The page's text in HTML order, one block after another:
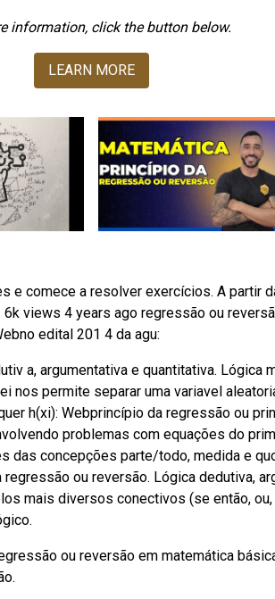
information, click the button below.
LEARN MORE
e comece a resolver exercícios. A partir
views 4 years ago regressão ou
edital 201 4 da agu:
a, argumentativa e quantitativa. Lógica
nos permite separar uma variavel
h(xi): Webprincípio da regressão ou
problemas com equações do
das concepções parte/todo, medida e
ou reversão. Lógica dedutiva,
mais diversos conectivos (se então,
ou reversão em matemática